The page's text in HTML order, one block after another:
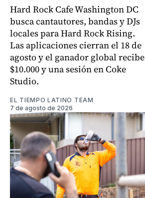
Hard Rock Cafe Washington DC
busca cantautores, bandas y DJs
locales para Hard Rock Rising.
Las aplicaciones cierran el 18 de
agosto y el ganador global recibe
$10.000 y una sesión en Coke
Studio.
EL TIEMPO LATINO TEAM
7 de agosto de 2026